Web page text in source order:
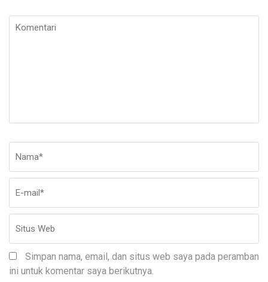
Komentari
Simpan nama, email, dan situs web saya pada peramban
ini untuk komentar saya berikutnya.